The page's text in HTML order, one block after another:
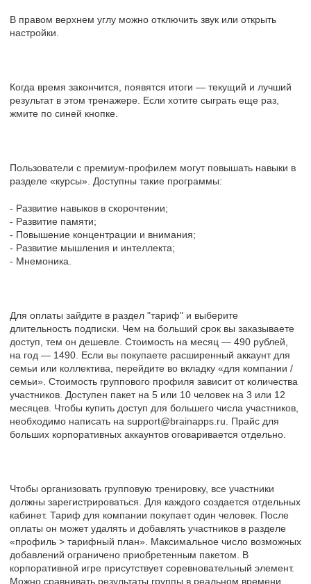
В правом верхнем углу можно отключить звук или открыть
настройки.
Когда время закончится, появятся итоги — текущий и лучший
результат в этом тренажере. Если хотите сыграть еще раз,
жмите по синей кнопке.
Пользователи с премиум-профилем могут повышать навыки в
разделе «курсы». Доступны такие программы:
- Развитие навыков в скорочтении;
- Развитие памяти;
- Повышение концентрации и внимания;
- Развитие мышления и интеллекта;
- Мнемоника.
Для оплаты зайдите в раздел "тариф" и выберите
длительность подписки. Чем на больший срок вы заказываете
доступ, тем он дешевле. Стоимость на месяц — 490 рублей,
на год — 1490. Если вы покупаете расширенный аккаунт для
семьи или коллектива, перейдите во вкладку «для компании /
семьи». Стоимость группового профиля зависит от количества
участников. Доступен пакет на 5 или 10 человек на 3 или 12
месяцев. Чтобы купить доступ для большего числа участников,
необходимо написать на support@brainapps.ru. Прайс для
больших корпоративных аккаунтов оговаривается отдельно.
Чтобы организовать групповую тренировку, все участники
должны зарегистрироваться. Для каждого создается отдельных
кабинет. Тариф для компании покупает один человек. После
оплаты он может удалять и добавлять участников в разделе
«профиль > тарифный план». Максимальное число возможных
добавлений ограничено приобретенным пакетом. В
корпоративной игре присутствует соревновательный элемент.
Можно сравнивать результаты группы в реальном времени.